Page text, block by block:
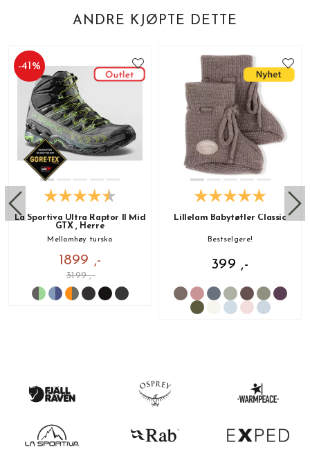
ANDRE KJØPTE DETTE
-41 %
La Sportiva Ultra Raptor II Mid
GTX , Herre
Mellomhøy tursko
1899 ,-
3199 ,-
Lillelam Babytøfler Classic
Bestselgere!
399 ,-